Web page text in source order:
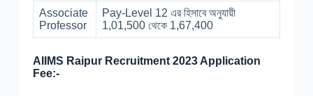
Associate
Professor
Pay-Level 12 এর হিসাবে অনুযায়ী
1,01,500 থেকে 1,67,400
AIIMS Raipur Recruitment 2023 Application
Fee:-